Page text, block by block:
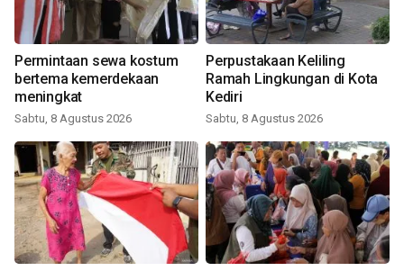
Permintaan sewa kostum
bertema kemerdekaan
meningkat
Sabtu, 8 Agustus 2026
Perpustakaan Keliling
Ramah Lingkungan di Kota
Kediri
Sabtu, 8 Agustus 2026